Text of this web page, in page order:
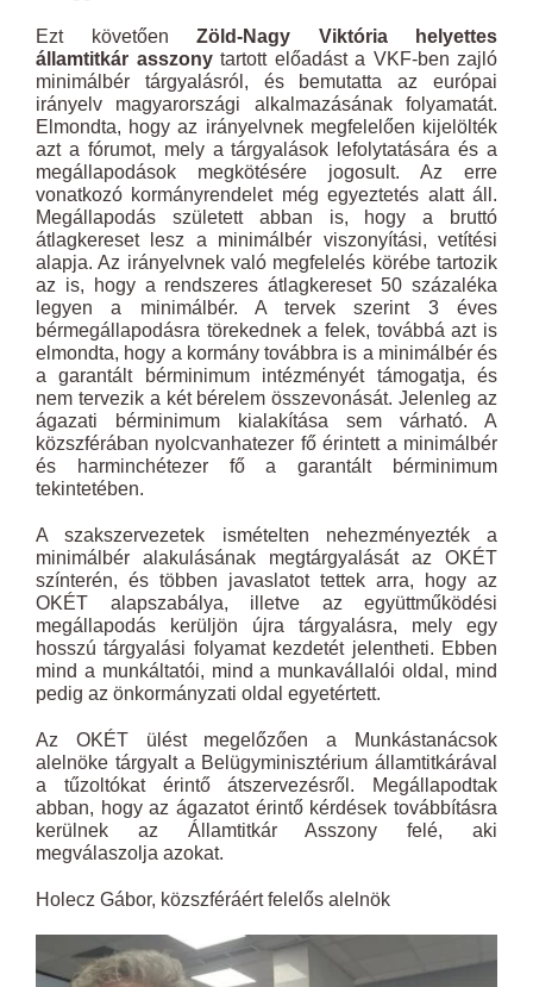
Ezt követően Zöld-Nagy Viktória helyettes
államtitkár asszonytartott előadást a VKF-ben zajló
minimálbér tárgyalásról, és bemutatta az európai
irányelv magyarországi alkalmazásának folyamatát.
Elmondta, hogy az irányelvnek megfelelően kijelölték
azt a fórumot, mely a tárgyalások lefolytatására és a
megállapodások megkötésére jogosult. Az erre
vonatkozó kormányrendelet még egyeztetés alatt áll.
Megállapodás született abban is, hogy a bruttó
átlagkereset lesz a minimálbér viszonyítási, vetítési
alapja. Az irányelvnek való megfelelés körébe tartozik
az is, hogy a rendszeres átlagkereset 50 százaléka
legyen a minimálbér. A tervek szerint 3 éves
bérmegállapodásra törekednek a felek, továbbá azt is
elmondta, hogy a kormány továbbra is a minimálbér és
a garantált bérminimum intézményét támogatja, és
nem tervezik a két bérelem összevonását. Jelenleg az
ágazati bérminimum kialakítása sem várható. A
közszférában nyolcvanhatezer fő érintett a minimálbér
és harminchétezer fő a garantált bérminimum
tekintetében.
A szakszervezetek ismételten nehezményezték a
minimálbér alakulásának megtárgyalását az OKÉT
színterén, és többen javaslatot tettek arra, hogy az
OKÉT alapszabálya, illetve az együttműködési
megállapodás kerüljön újra tárgyalásra, mely egy
hosszú tárgyalási folyamat kezdetét jelentheti. Ebben
mind a munkáltatói, mind a munkavállalói oldal, mind
pedig az önkormányzati oldal egyetértett.
Az OKÉT ülést megelőzően a Munkástanácsok
alelnöke tárgyalt a Belügyminisztérium államtitkárával
a tűzoltókat érintő átszervezésről. Megállapodtak
abban, hogy az ágazatot érintő kérdések továbbításra
kerülnek az Államtitkár Asszony felé, aki
megválaszolja azokat.
Holecz Gábor, közszféráért felelős alelnök